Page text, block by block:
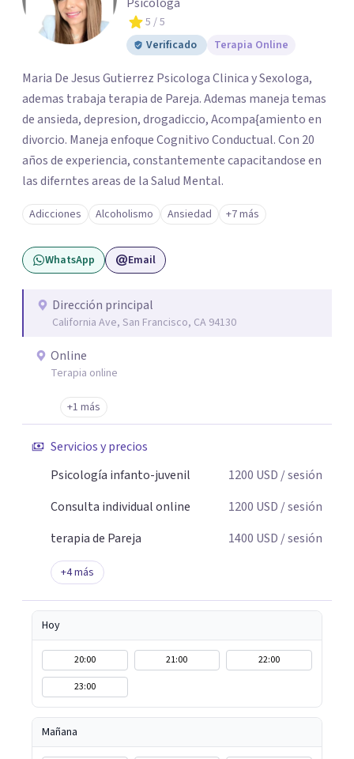
5 / 5
Verificado
Terapia Online
Maria De Jesus Gutierrez Psicologa Clinica y Sexologa,
ademas trabaja terapia de Pareja. Ademas maneja temas
de ansieda, depresion, drogadiccio, Acompa{amiento en
divorcio. Maneja enfoque Cognitivo Conductual. Con 20
años de experiencia, constantemente capacitandose en
las diferntes areas de la Salud Mental.
Adicciones Alcoholismo Ansiedad +7 más
WhatsApp Email
Dirección principal
California Ave, San Francisco, CA 94130
Online
Terapia online
+1 más
Servicios y precios
Psicología infanto-juvenil
1200 USD / sesión
Consulta individual online
1200 USD / sesión
terapia de Pareja
1400 USD / sesión
+4más
Hoy
20:00 21:00
22:00
23:00
Mañana